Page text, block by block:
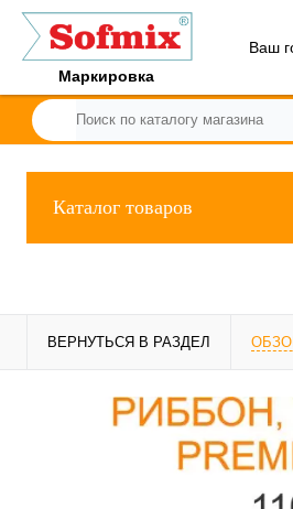
Маркировка
Ваш
Каталог товаров
ВЕРНУТЬСЯ В РАЗДЕЛ